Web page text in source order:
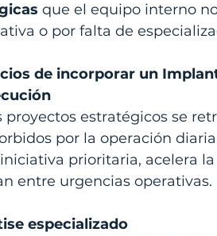
que el equipo interno
o por falta de
de incorporar un
proyectos estratégicos se
por la operación
prioritaria, acelera
entre urgencias operativas.
especializado